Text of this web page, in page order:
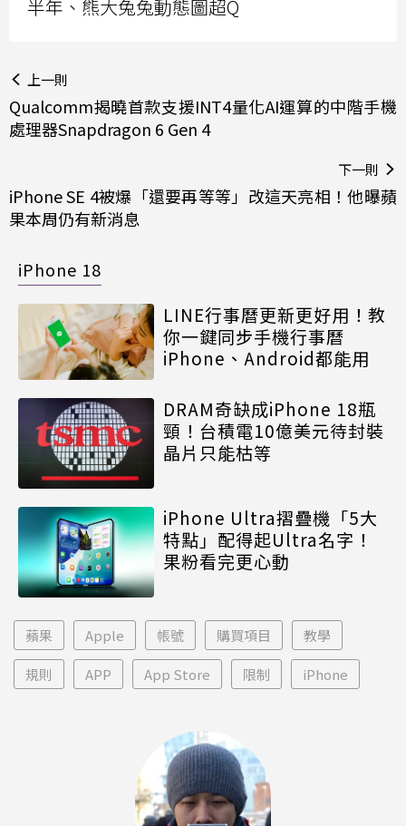
半年、熊大兔兔動態圖超Q
上一則
Qualcomm揭曉首款支援INT4量化AI運算的中階手機
處理器Snapdragon 6 Gen 4
下一則
iPhone SE 4被爆「還要再等等」改這天亮相！他曝蘋
果本周仍有新消息
iPhone 18
LINE行事曆更新更好用！教
你一鍵同步手機行事曆
iPhone、Android都能用
DRAM奇缺成iPhone 18瓶
頸！台積電10億美元待封裝
晶片只能枯等
iPhone Ultra摺疊機「5大
特點」配得起Ultra名字！
果粉看完更心動
蘋果 Apple 帳號 購買項目 教學
規則 APP App Store 限制 iPhone